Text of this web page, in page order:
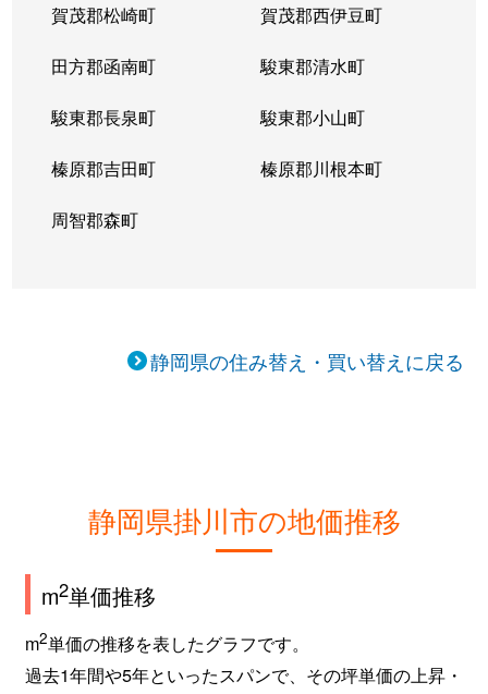
賀茂郡松崎町 賀茂郡西伊豆町
田方郡函南町 駿東郡清水町
駿東郡長泉町 駿東郡小山町
榛原郡吉田町 榛原郡川根本町
周智郡森町
静岡県の住み替え・買い替えに戻る
静岡県掛川市の地価推移
m2単価推移
m2単価の推移を表したグラフです。
過去1年間や5年といったスパンで、その坪単価の上昇・